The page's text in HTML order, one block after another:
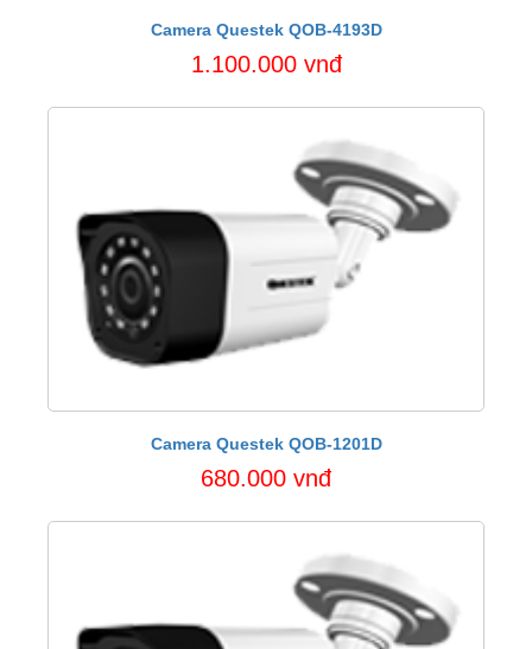
Camera Questek QOB-4193D
1.100.000 vnđ
Camera Questek QOB-1201D
680.000 vnđ